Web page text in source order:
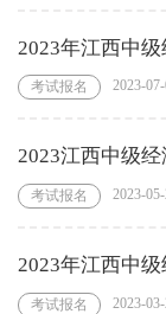
2023年江西中
考试报名 2023-
2023江西中级
考试报名 2023-
2023年江西中
考试报名 2023-